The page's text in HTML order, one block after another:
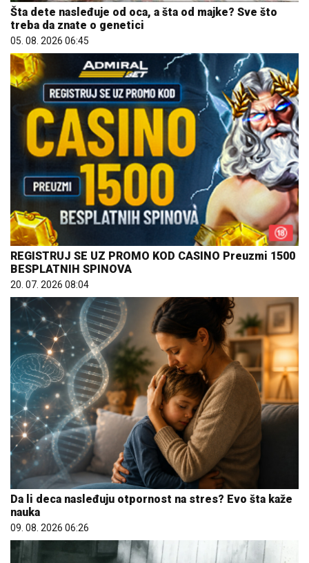
Šta dete nasleđuje od oca, a šta od majke? Sve što
treba da znate o genetici
05. 08. 2026 06:45
REGISTRUJ SE UZ PROMO KOD CASINO Preuzmi 1500
BESPLATNIH SPINOVA
20. 07. 2026 08:04
Da li deca nasleđuju otpornost na stres? Evo šta kaže
nauka
09. 08. 2026 06:26